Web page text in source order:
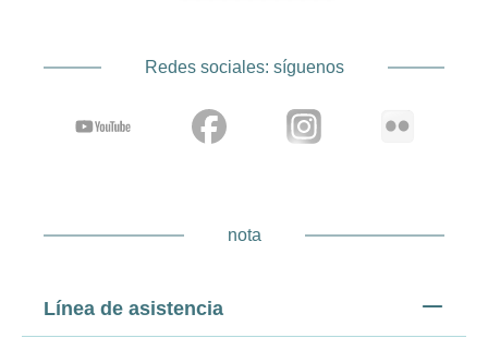
Redes sociales: síguenos
nota
Línea de asistencia